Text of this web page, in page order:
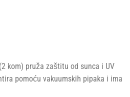
kom) pruža zaštitu od sunca i UV
pomoću vakuumskih pipaka i ima